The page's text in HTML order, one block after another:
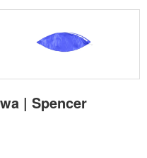
| Spencer